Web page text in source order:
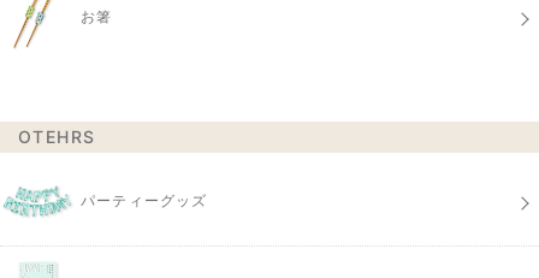
お箸
OTEHRS
パーティーグッズ